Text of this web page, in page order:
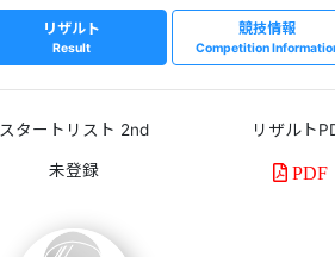
リザルト
Result
競技情報
Competition
スタートリスト 2nd リザルト
PDF